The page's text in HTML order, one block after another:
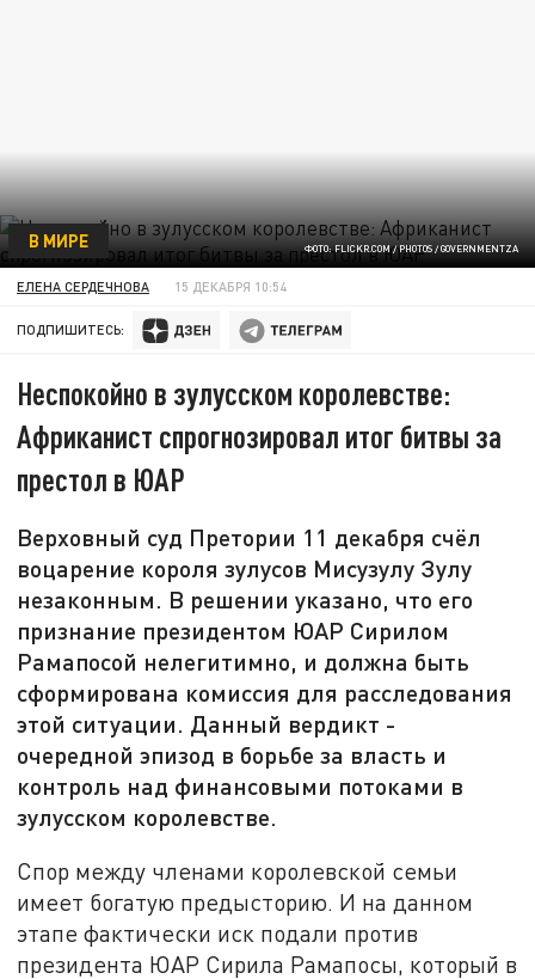
ФОТО: FLICKR.COM / PHOTOS / GOVERNMENTZA
В МИРЕ
ЕЛЕНА СЕРДЕЧНОВА 15 ДЕКАБРЯ 10:54
ПОДПИШИТЕСЬ:
Неспокойно в зулусском королевстве:
Африканист спрогнозировал итог битвы за
престол в ЮАР
Верховный суд Претории 11 декабря счёл
воцарение короля зулусов Мисузулу Зулу
незаконным. В решении указано, что его
признание президентом ЮАР Сирилом
Рамапосой нелегитимно, и должна быть
сформирована комиссия для расследования
этой ситуации. Данный вердикт -
очередной эпизод в борьбе за власть и
контроль над финансовыми потоками в
зулусском королевстве.
Спор между членами королевской семьи
имеет богатую предысторию. И на данном
этапе фактически иск подали против
президента ЮАР Сирила Рамапосы, который в